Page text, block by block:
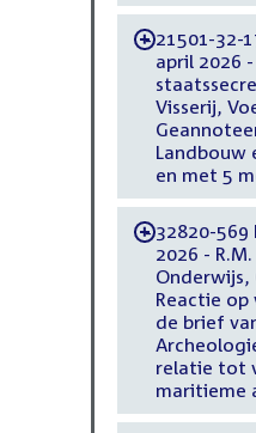
-21501-32-
april 2026 -
Visserij,
Landbouw
en met 5
-32820-569
2026 -
Onderwijs,
Reactie op
de brief
relatie tot
maritieme